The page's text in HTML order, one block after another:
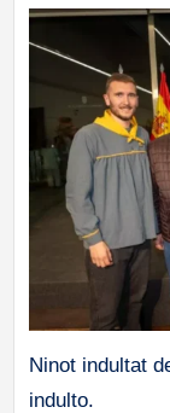
Ninot indultat
indulto.